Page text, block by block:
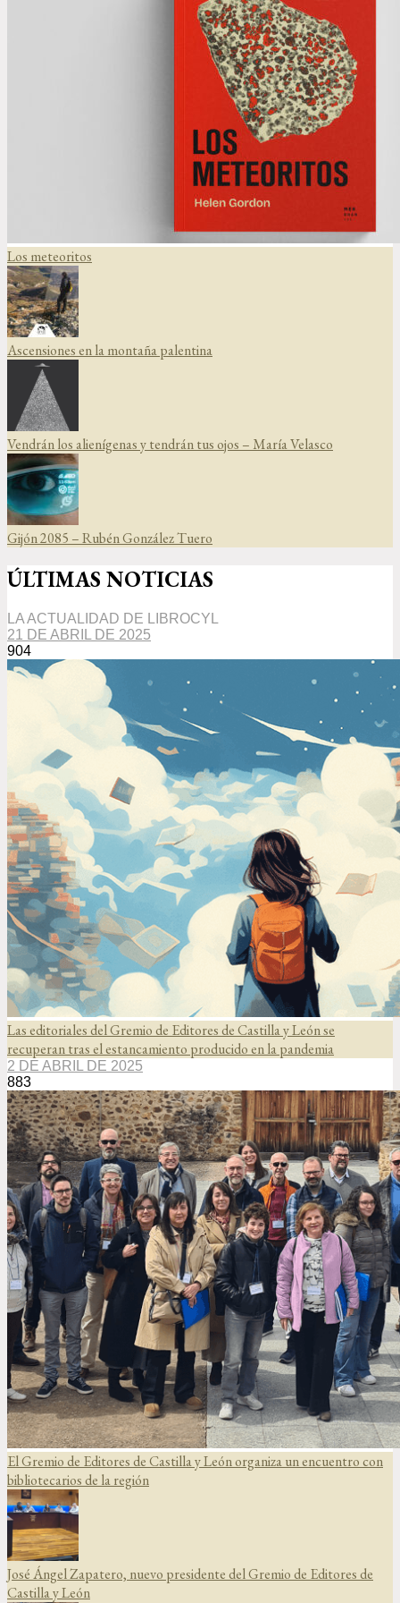
Los meteoritos
Ascensiones en la montaña palentina
Vendrán los alienígenas y tendrán tus ojos – María Velasco
Gijón 2085 – Rubén González Tuero
ÚLTIMAS NOTICIAS
LA ACTUALIDAD DE LIBROCYL
21 DE ABRIL DE 2025
904
Las editoriales del Gremio de Editores de Castilla y León se
recuperan tras el estancamiento producido en la pandemia
2 DE ABRIL DE 2025
883
El Gremio de Editores de Castilla y León organiza un encuentro con
bibliotecarios de la región
José Ángel Zapatero, nuevo presidente del Gremio de Editores de
Castilla y León